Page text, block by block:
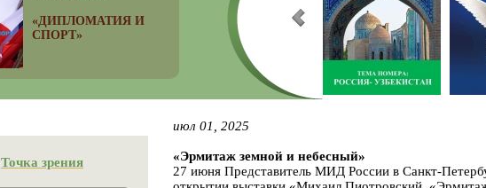
«ДИПЛОМАТИЯ И
СПОРТ»
Точка зрения
июл 01, 2025
«Эрмитаж земной и небесный»
27 июня Представитель МИД России в Санкт-